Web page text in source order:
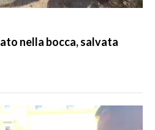
nella bocca, salvata